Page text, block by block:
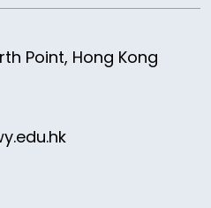
Point, Hong Kong